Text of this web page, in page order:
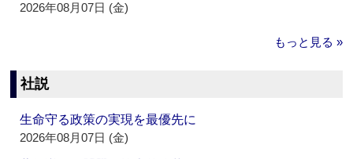
2026年08月07日 (金)
もっと見る »
社説
生命守る政策の実現を最優先に
2026年08月07日 (金)